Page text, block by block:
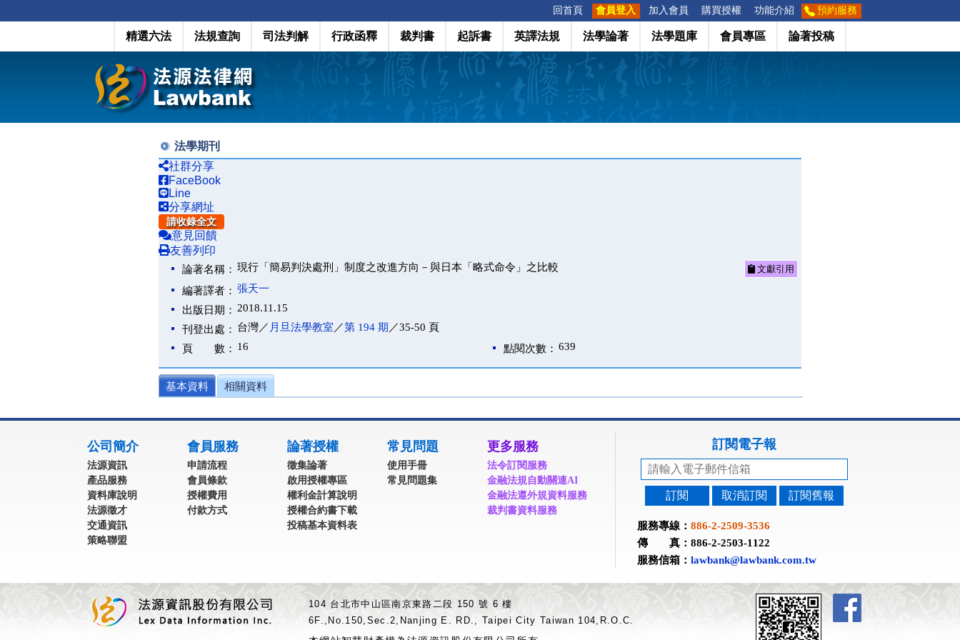
回首頁 會員登入 加入會員 購買授權 功能介紹 預約服務
精選六法 法規查詢 司法判解 行政函釋 裁判書 起訴書 英譯法規 法學論著 法學題庫 會員專區 論著投稿
法學期刊
社群分享
FaceBook
Line
分享網址
請收錄全文
意見回饋
友善列印
論著名稱： 現行「簡易判決處刑」制度之改進方向－與日本「略式命令」之比較 文獻引用
編著譯者： 張天一
出版日期： 2018.11.15
刊登出處： 台灣／ 月旦法學教室 ／第 194 期 ／35-50 頁
頁 數： 16 點閱次數： 639
基本資料 相關資料
公司簡介
法源資訊
產品服務
資料庫說明
法源徵才
交通資訊
策略聯盟
會員服務
申請流程
會員條款
授權費用
付款方式
論著授權
徵集論著
啟用授權專區
權利金計算說明
授權合約書下載
投稿基本資料表
常見問題
使用手冊
常見問題集
更多服務
法令訂閱服務
金融法規自動關連AI
金融法遵外規資料服務
裁判書資料服務
訂閱電子報
訂閱 取消訂閱 訂閱舊報
服務專線： 886-2-2509-3536
傳 真：886-2-2503-1122
服務信箱： lawbank@lawbank.com.tw
104 台北市中山區南京東路二段 150 號 6 樓
6F.,No.150,Sec.2,Nanjing E. RD., Taipei City Taiwan 104,R.O.C.